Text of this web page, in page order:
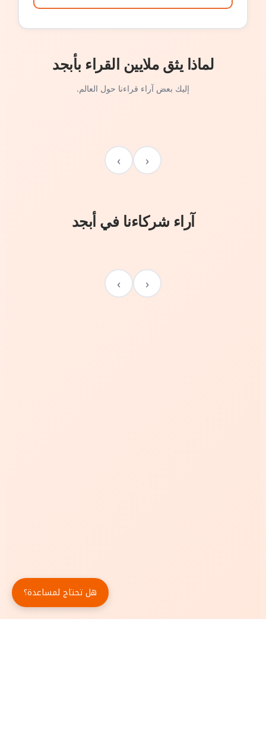
لماذا يثق ملايين القراء بأبجد
إليك بعض آراء قراءنا حول العالم.
‹
›
آراء شركاءنا في أبجد
‹
›
هل تحتاج لمساعدة؟